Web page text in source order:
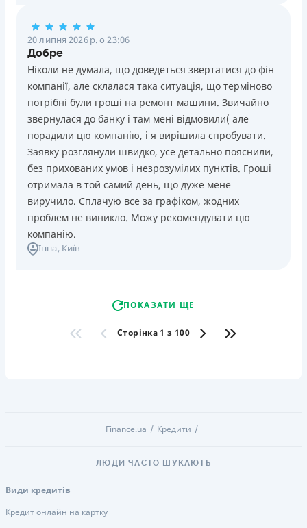
20 липня 2026 р. о 23:06
Добре
Ніколи не думала, що доведеться звертатися до фін
компанії, але склалася така ситуація, що терміново
потрібні були гроші на ремонт машини. Звичайно
звернулася до банку і там мені відмовили( але
порадили цю компанію, і я вирішила спробувати.
Заявку розглянули швидко, усе детально пояснили,
без прихованих умов і незрозумілих пунктів. Гроші
отримала в той самий день, що дуже мене
виручило. Сплачую все за графіком, жодних
проблем не виникло. Можу рекомендувати цю
компанію.
Інна, Київ
ПОКАЗАТИ ЩЕ
Сторінка 1 з 100
Finance.ua Кредити
ЛЮДИ ЧАСТО ШУКАЮТЬ
Види кредитів
Кредит онлайн на картку